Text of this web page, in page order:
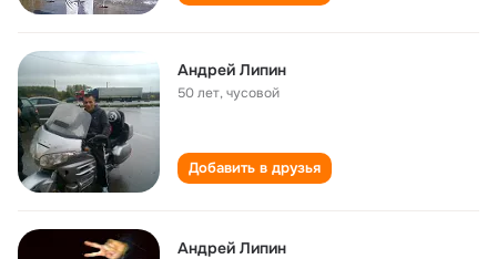
Андрей Липин
50 лет,чусовой
Добавить в друзья
Андрей Липин